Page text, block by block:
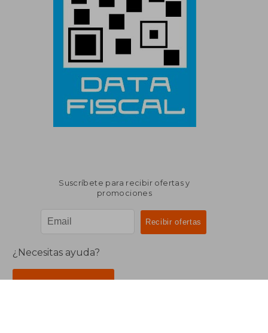
Suscríbete para recibir ofertas y
promociones
¿Necesitas ayuda?